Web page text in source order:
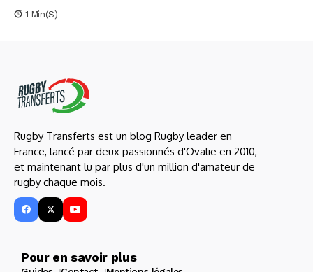
1 Min(s)
Rugby Transferts est un blog Rugby leader en
France, lancé par deux passionnés d'Ovalie en 2010,
et maintenant lu par plus d'un million d'amateur de
rugby chaque mois.
Pour en savoir plus